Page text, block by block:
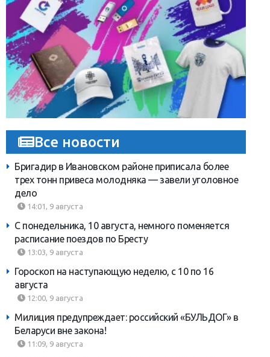
Все новости
Бригадир в Ивановском районе приписала более
трех тонн привеса молодняка — завели уголовное
дело
14:01, 9 августа
С понедельника, 10 августа, немного поменяется
расписание поездов по Бресту
13:03, 9 августа
Гороскоп на наступающую неделю, с 10 по 16
августа
12:00, 9 августа
Милиция предупреждает: российский «БУЛЬДОГ» в
Беларуси вне закона!
11:09, 9 августа